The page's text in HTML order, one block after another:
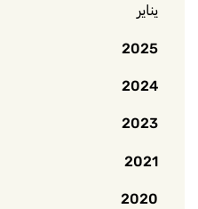
يناير
2025
2024
2023
2021
2020